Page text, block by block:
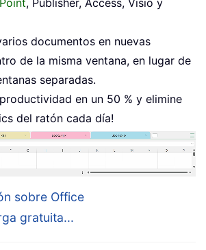
, Publisher, Access, Visio y
documentos en nuevas
de la misma ventana, en lugar de
separadas.
productividad en un 50 % y elimine
del ratón cada día!
sobre Office
gratuita...